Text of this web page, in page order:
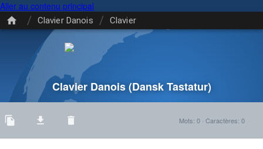
Aller au contenu principal
/ Clavier Danois / Clavier
Clavier Danois(Dansk Tastatur)
Mots: 0· Caractères: 0